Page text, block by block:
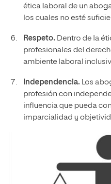
ética laboral de un
los cuales no esté
Respeto. Dentro de la
profesionales del
ambiente laboral
Independencia. Los
profesión con
influencia que pueda
imparcialidad y